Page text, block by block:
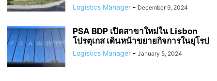
Logistics Manager - December 9, 2024
PSA BDP เปิดสาขาใหม่ใน Lisbon
โปรตุเกส เดินหน้าขยายกิจการในยุโรป
Logistics Manager - January 5, 2024